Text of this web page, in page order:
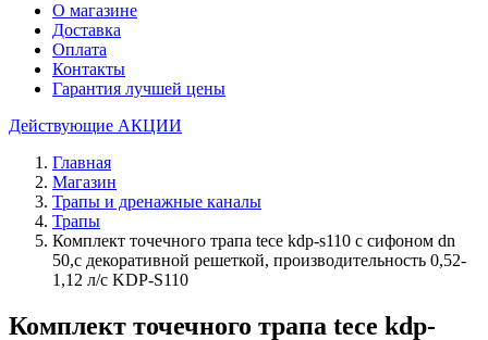
О магазине
Доставка
Оплата
Контакты
Гарантия лучшей цены
Действующие АКЦИИ
Главная
Магазин
Трапы и дренажные каналы
Трапы
Комплект точечного трапа tece kdp-s110 с сифоном dn
50,с декоративной решеткой, производительность 0,52-
1,12 л/с KDP-S110
Комплект точечного трапа tece kdp-